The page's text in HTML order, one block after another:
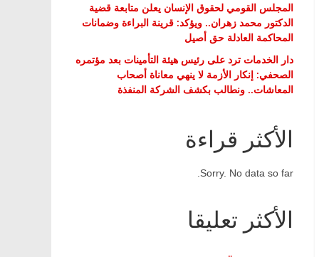
المجلس القومي لحقوق الإنسان يعلن متابعة قضية
الدكتور محمد زهران.. ويؤكد: قرينة البراءة وضمانات
المحاكمة العادلة حق أصيل
دار الخدمات ترد على رئيس هيئة التأمينات بعد مؤتمره
الصحفي: إنكار الأزمة لا ينهي معاناة أصحاب
المعاشات.. ونطالب بكشف الشركة المنفذة
الأكثر قراءة
Sorry. No data so far.
الأكثر تعليقا